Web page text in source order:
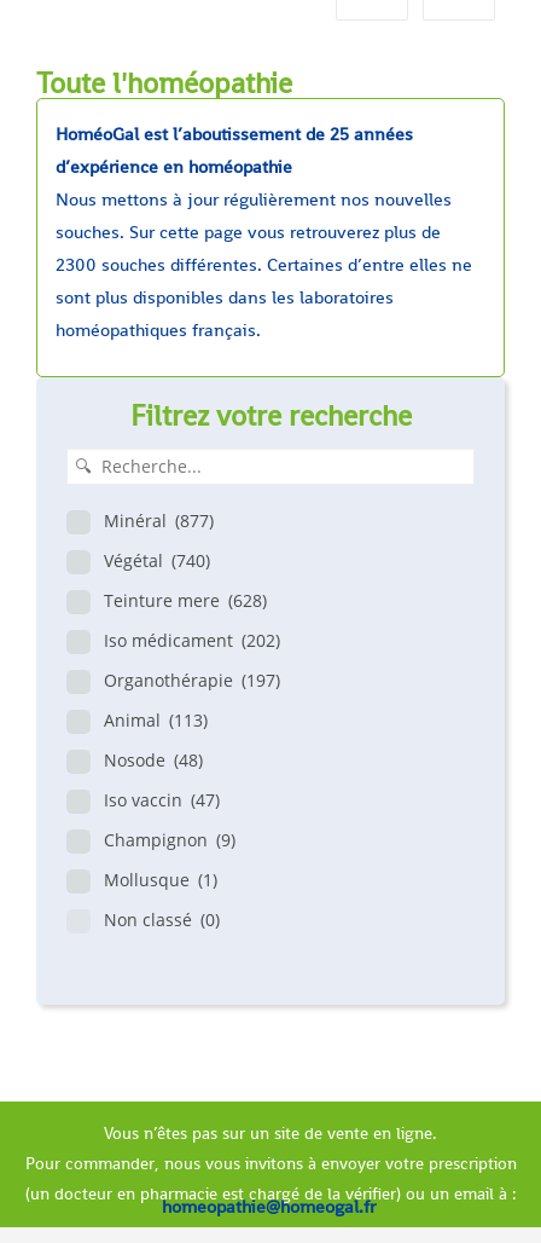
Toute l'homéopathie
HoméoGal est l’aboutissement de 25 années
d’expérience en homéopathie
Nous mettons à jour régulièrement nos nouvelles
souches. Sur cette page vous retrouverez plus de
2300 souches différentes. Certaines d’entre elles ne
sont plus disponibles dans les laboratoires
homéopathiques français.
Filtrez votre recherche
Minéral (877)
Végétal (740)
Teinture mere (628)
Iso médicament (202)
Organothérapie (197)
Animal (113)
Nosode (48)
Iso vaccin (47)
Champignon (9)
Mollusque (1)
Non classé (0)
Vous n’êtes pas sur un site de vente en ligne.
Pour commander, nous vous invitons à envoyer votre prescription
(un docteur en pharmacie est chargé de la vérifier) ou un email à :
homeopathie@homeogal.fr